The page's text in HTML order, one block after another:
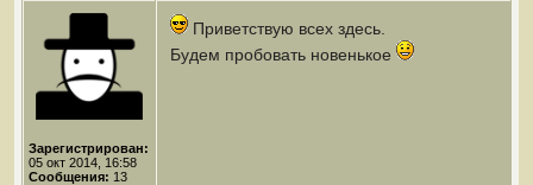
Зарегистрирован:
05 окт 2014, 16:58
Сообщения: 13
Приветствую всех здесь.
Будем пробовать новенькое